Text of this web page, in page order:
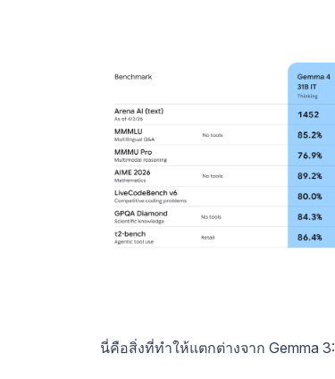
นี่คือสิ่งที่ทำให้แตกต่างจาก Gemma 3: